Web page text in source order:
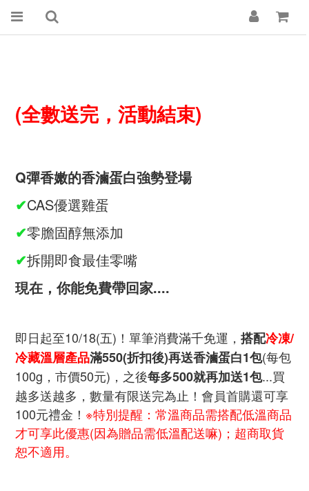
(全數送完，活動結束)
Q彈香嫩的香滷蛋白強勢登場
✔CAS優選雞蛋
✔零膽固醇無添加
✔拆開即食最佳零嘴
現在，你能免費帶回家....
即日起至10/18(五)！單筆消費滿千免運， 搭配冷凍/
冷藏溫層產品滿550(折扣後)再送香滷蛋白1包(每包
100g，市價50元)，之後每多500就再加送1包...買
越多送越多，數量有限送完為止！會員首購還可享
100元禮金！ ※特別提醒：常溫商品需搭配低溫商品
才可享此優惠(因為贈品需低溫配送嘛)；超商取貨
恕不適用。